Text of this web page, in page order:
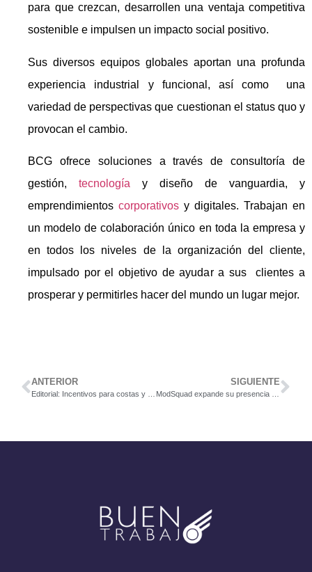
para que crezcan, desarrollen una ventaja competitiva
sostenible e impulsen un impacto social positivo.
Sus diversos equipos globales aportan una profunda
experiencia industrial y funcional, así como una
variedad de perspectivas que cuestionan el status quo y
provocan el cambio.
BCG ofrece soluciones a través de consultoría de
gestión, tecnología y diseño de vanguardia, y
emprendimientos corporativos y digitales. Trabajan en
un modelo de colaboración único en toda la empresa y
en todos los niveles de la organización del cliente,
impulsado por el objetivo de ayudar a sus clientes a
prosperar y permitirles hacer del mundo un lugar mejor.
ANTERIOR
Editorial: Incentivos para costas y fronteras
SIGUIENTE
ModSquad expande su presencia global con operaciones en Costa Rica